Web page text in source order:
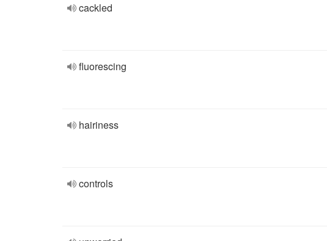
cackled
fluorescing
hairiness
controls